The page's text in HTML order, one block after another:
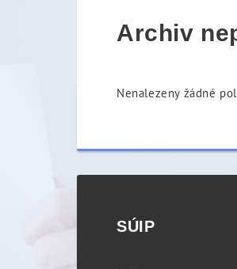
Archiv
Nenalezeny žádné
SÚIP